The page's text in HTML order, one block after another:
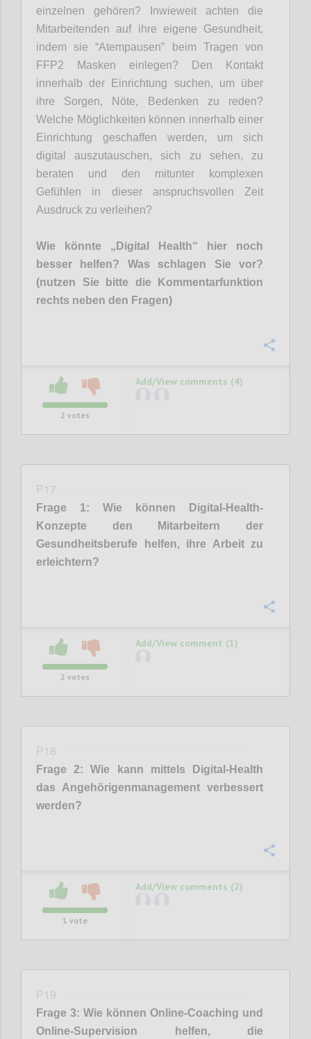
einzelnen gehören? Inwieweit achten die
Mitarbeitenden auf ihre eigene Gesundheit,
indem sie “Atempausen” beim Tragen von
FFP2 Masken einlegen? Den Kontakt
innerhalb der Einrichtung suchen, um über
ihre Sorgen, Nöte, Bedenken zu reden?
Welche Möglichkeiten können innerhalb einer
Einrichtung geschaffen werden, um sich
digital auszutauschen, sich zu sehen, zu
beraten
und den mitunter komplexen
Gefühl en in dieser anspruchsvollen Zeit
Ausdruck zu verleihen?
Wie könnte „Digital Health“ hier noch
besser helfen? Was schlagen Sie vor?
(nutzen Sie bitte die Kommentarfunktion
rechts neben den Fragen)
2 votes
Add/View comments (4)
P17
Frage 1: Wie können Digital-Health-
Konzepte den Mitarbeitern der
Gesundheitsberufe
helfen, ihre Arbeit zu
erleichtern?
2 votes
Add/View comment (1)
P18
Frage 2:Wie kann mittels
Digital-Health
das Angehörigenmanagement verbessert
werden?
1 vote
Add/View comments (2)
P19
Frage 3: Wie können Online-Coaching und
Online-Supervision helfen, die